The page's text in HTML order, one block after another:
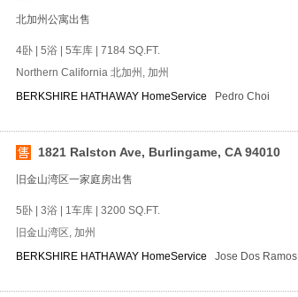
北加州公寓出售
4卧 | 5浴 | 5车库 | 7184 SQ.FT.
Northern California 北加州, 加州
BERKSHIRE HATHAWAY HomeService
Pedro Choi
1821 Ralston Ave, Burlingame, CA 94010
旧金山湾区一家庭房出售
5卧 | 3浴 | 1车库 | 3200 SQ.FT.
旧金山湾区, 加州
BERKSHIRE HATHAWAY HomeService
Jose Dos Ramos